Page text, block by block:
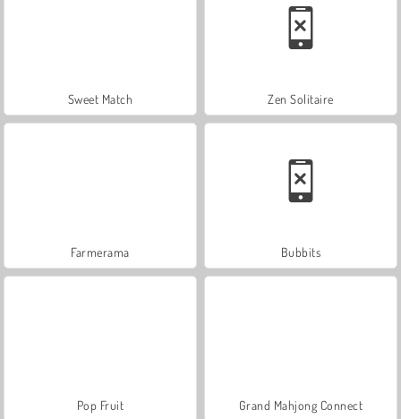
Sweet Match Zen Solitaire
Farmerama Bubbits
Pop Fruit Grand Mahjong Connect